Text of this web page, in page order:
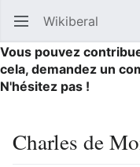
Ouvrir le menu principal Wikiberal
Vous pouvez
cela, demandez un
N'hésitez pas !
Charles de